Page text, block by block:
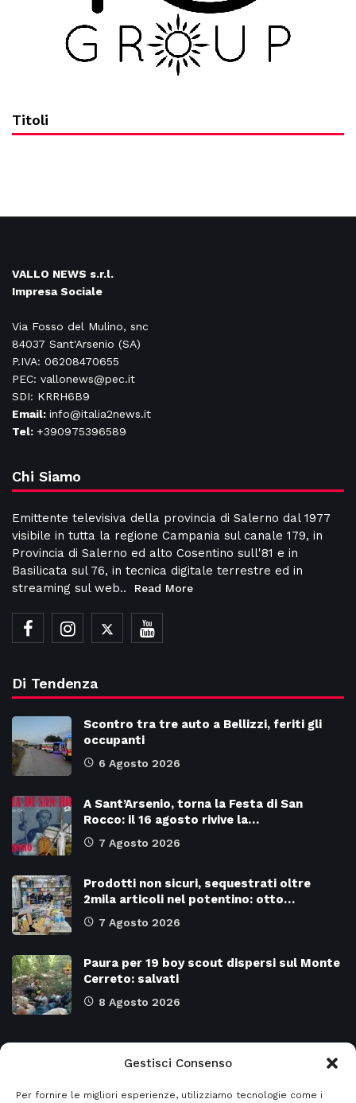
Gestisci Consenso
Per fornire le migliori esperienze, utilizziamo tecnologie come i
Titoli
VALLO NEWS s.r.l.
Impresa Sociale
Via Fosso del Mulino, snc
84037 Sant'Arsenio (SA)
P.IVA: 06208470655
PEC: vallonews@pec.it
SDI: KRRH6B9
Email: info@italia2news.it
Tel: +390975396589
Chi Siamo
Emittente televisiva della provincia di Salerno dal 1977
visibile in tutta la regione Campania sul canale 179, in
Provincia di Salerno ed alto Cosentino sull'81 e in
Basilicata sul 76, in tecnica digitale terrestre ed in
streaming sul web..
Read More
Di Tendenza
Scontro tra tre auto a Bellizzi, feriti gli
occupanti
6 Agosto 2026
A Sant’Arsenio, torna la Festa di San
Rocco: il 16 agosto rivive la…
7 Agosto 2026
Prodotti non sicuri, sequestrati oltre
2mila articoli nel potentino: otto…
7 Agosto 2026
Paura per 19 boy scout dispersi sul Monte
Cerreto: salvati
8 Agosto 2026
Attualità 8977 SALERNO e Provincia 4135